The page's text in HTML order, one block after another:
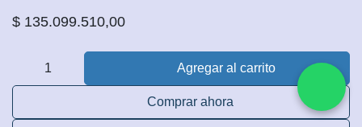
$ 135.099.510,00
Agregar al carrito
Comprar ahora